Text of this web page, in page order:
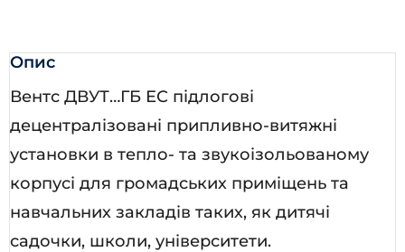
Опис
Вентс ДВУТ…ГБ ЕС підлогові
децентралізовані припливно-витяжні
установки в тепло- та звукоізольованому
корпусі для громадських приміщень та
навчальних закладів таких, як дитячі
садочки, школи, університети.